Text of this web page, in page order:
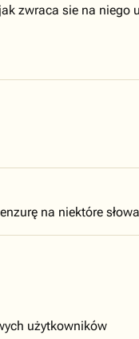
zwraca sie na niego
na niektóre
użytkowników